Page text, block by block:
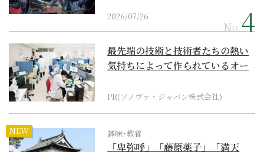
2026/07/26
No.
最先端の技術と技術者たちの熱い
気持ちによって作られているオー
PR(ソノヴァ・ジャパン株式会社)
NEW 趣味･教養
「卑弥呼」「藤原薬子」「満天